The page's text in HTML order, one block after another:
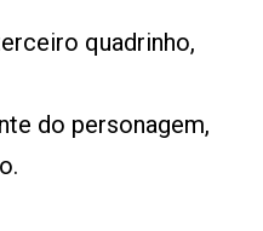
quadrinho,
do personagem,